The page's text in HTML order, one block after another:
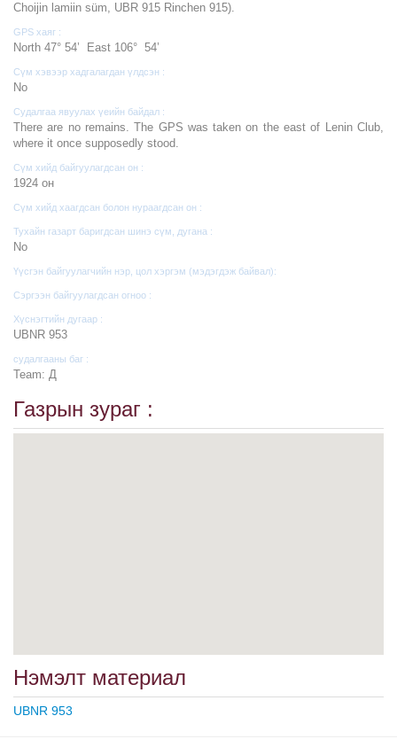
Choijin lamiin süm, UBR 915 Rinchen 915).
GPS хаяг :
North 47° 54’ East 106° 54’
Сүм хэвээр хадгалагдан үлдсэн :
No
Судалгаа явуулах үеийн байдал :
There are no remains. The GPS was taken on the east of Lenin Club,
where it once supposedly stood.
Сүм хийд байгуулагдсан он :
1924 он
Сүм хийд хаагдсан болон нураагдсан он :
Тухайн газарт баригдсан шинэ сүм, дугана :
No
Үүсгэн байгуулагчийн нэр, цол хэргэм (мэдэгдэж байвал):
Сэргээн байгуулагдсан огноо :
Хүснэгтийн дугаар :
UBNR 953
судалгааны баг :
Team: Д
Газрын зураг :
Нэмэлт материал
UBNR 953